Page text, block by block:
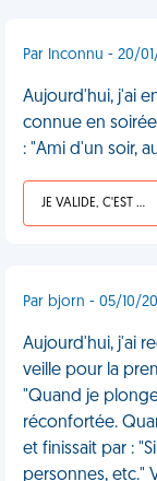
Par Inconnu - 20/
Aujourd'hui, j'ai
connue en
: "Ami d'un soir,
JE VALIDE, C'EST UNE VDM
Par bjorn - 05/10/
Aujourd'hui, j'ai
veille pour la
"Quand je
réconfortée.
et finissait par :
personnes, etc."